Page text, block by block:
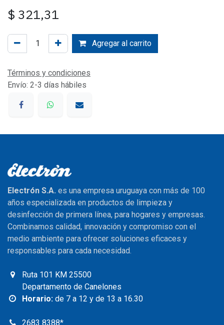
$ 321,31
Agregar al carrito
Términos y condiciones
Envío: 2-3 días hábiles
Electrón S.A. es una empresa uruguaya con más de 100
años especializada en productos de limpieza y
desinfección de primera línea, para hogares y empresas.
Combinamos calidad, innovación y compromiso con el
medio ambiente para ofrecer soluciones eficaces y
responsables para cada necesidad.
Ruta 101 KM 25500
Departamento de Canelones
Horario: de 7 a 12 y de 13 a 16.30
2683 8388*